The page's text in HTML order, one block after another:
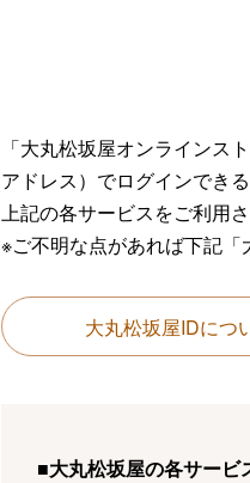
「大丸松坂屋オンラインス
アドレス）でログインでき
上記の各サービスをご利用
※ご不明な点があれば下記「
大丸松坂屋IDにつ
■大丸松坂屋の各サービ